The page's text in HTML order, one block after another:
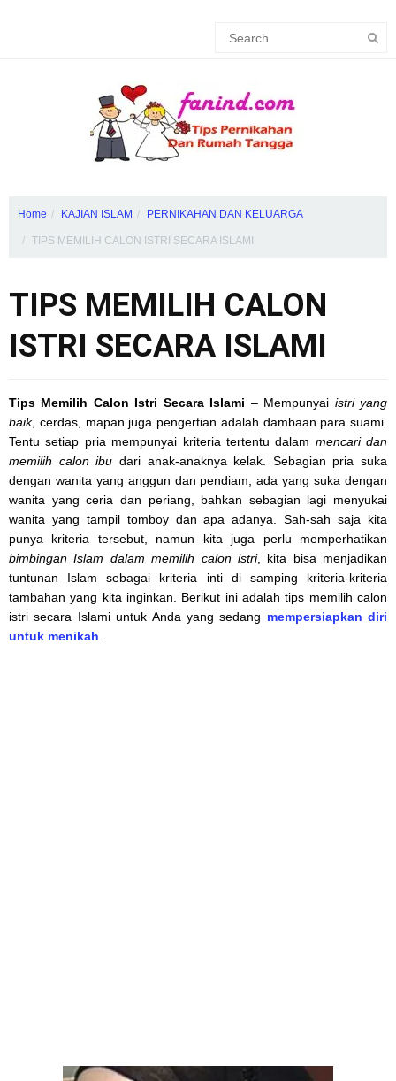
Home KAJIAN ISLAM PERNIKAHAN DAN KELUARGA
TIPS MEMILIH CALON ISTRI SECARA ISLAMI
TIPS MEMILIH CALON
ISTRI SECARA ISLAMI
Tips Memilih Calon Istri Secara Islami – Mempunyai istri yang
baik, cerdas, mapan juga pengertian adalah dambaan para suami.
Tentu setiap pria mempunyai kriteria tertentu dalam mencari dan
memilih calon ibu dari anak-anaknya kelak. Sebagian pria suka
dengan wanita yang anggun dan pendiam, ada yang suka dengan
wanita yang ceria dan periang, bahkan sebagian lagi menyukai
wanita yang tampil tomboy dan apa adanya. Sah-sah saja kita
punya kriteria tersebut, namun kita juga perlu memperhatikan
bimbingan Islam dalam memilih calon istri, kita bisa menjadikan
tuntunan Islam sebagai kriteria inti di samping kriteria-kriteria
tambahan yang kita inginkan. Berikut ini adalah tips memilih calon
istri secara Islami untuk Anda yang sedang mempersiapkan diri
untuk menikah